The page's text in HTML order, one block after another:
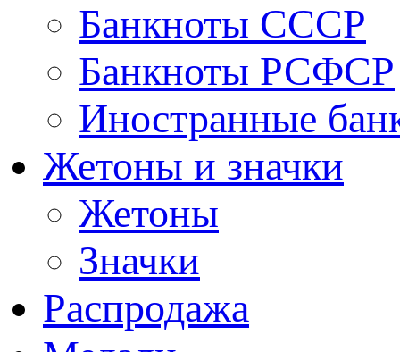
Банкноты СССР
Банкноты РСФСР
Иностранные
Жетоны и значки
Жетоны
Значки
Распродажа